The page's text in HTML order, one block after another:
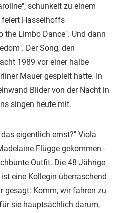
schunkelt zu einem
feiert Hasselhoffs
the Limbo Dance". Und dann
Der Song, den
1989 vor einer halbe
Mauer gespielt hatte. In
Bilder von der Nacht in
singen heute mit.
eigentlich ernst?" Viola
Flügge gekommen -
Outfit. Die 48-Jährige
eine Kollegin überraschend
gesagt: Komm, wir fahren zu
sie hauptsächlich darum,